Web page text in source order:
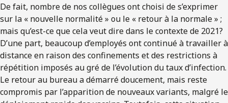
De fait, nombre de nos collègues ont choisi de s’exprimer
sur la « nouvelle normalité » ou le « retour à la normale » ;
mais qu’est-ce que cela veut dire dans le contexte de 2021?
D’une part, beaucoup d’employés ont continué à travailler à
distance en raison des confinements et des restrictions à
répétition imposés au gré de l’évolution du taux d’infection.
Le retour au bureau a démarré doucement, mais reste
compromis par l’apparition de nouveaux variants, malgré le